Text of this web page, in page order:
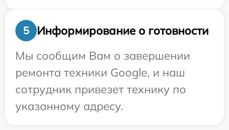
5
Информирование о готовности
Мы сообщим Вам о завершении
ремонта техники Google, и наш
сотрудник привезет технику по
указанному адресу.